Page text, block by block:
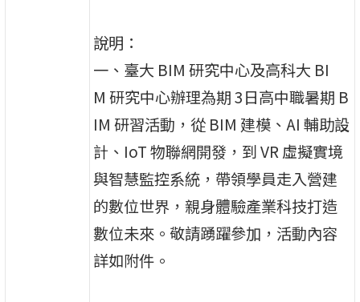
說明：
一、臺大 BIM 研究中心及高科大 BI
M 研究中心辦理為期 3日高中職暑期 B
IM 研習活動，從 BIM 建模、AI 輔助設
計、IoT 物聯網開發，到 VR 虛擬實境
與智慧監控系統，帶領學員走入營建
的數位世界，親身體驗產業科技打造
數位未來。敬請踴躍參加，活動內容
詳如附件。